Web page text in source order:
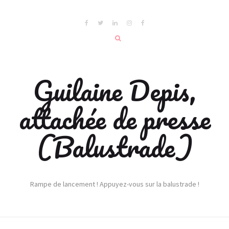
Guilaine Depis,
attachée de presse
(Balustrade)
Rampe de lancement ! Appuyez-vous sur la balustrade !